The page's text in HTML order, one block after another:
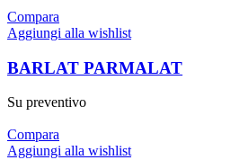
Compara
Aggiungi alla wishlist
BARLAT PARMALAT
Su preventivo
Compara
Aggiungi alla wishlist